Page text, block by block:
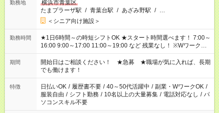
勤務地
横浜市青葉区
たまプラーザ駅 / 青葉台駅 / あざみ野駅 / …
＜シニア向け施設＞
勤務時間
★1日6時間～の時短シフトOK ★スタート時間選べます！ 7:00～
16:00 9:00～17:00 11:00～19:00 など 残業なし！ ※Wワークの
場合、他のお仕事と合わせ週40時間超の就業はご案内できませ
ん ※法令に基づき、週20時間以上勤務は社会保険への加入対象
となります ※労働者派遣法（日雇い派遣の原則禁止）により、
短時間・短期間の就業はご案内が難しい場合があります
期間
開始日はご相談ください！ ★急募 ★職場が気に入れば、長期
でも働けます！
特徴 日払いOK / 履歴書不要 / 40～50代活躍中 / 副業・WワークOK /
服装自由 / シフト勤務 / 10名以上の大量募集 / 電話対応なし / パ
ソコンスキル不要